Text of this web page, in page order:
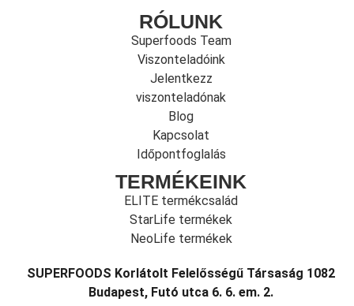
RÓLUNK
Superfoods Team
Viszonteladóink
Jelentkezz
viszonteladónak
Blog
Kapcsolat
Időpontfoglalás
TERMÉKEINK
ELITE termékcsalád
StarLife termékek
NeoLife termékek
SUPERFOODS Korlátolt Felelősségű Társaság 1082
Budapest, Futó utca 6. 6. em. 2.